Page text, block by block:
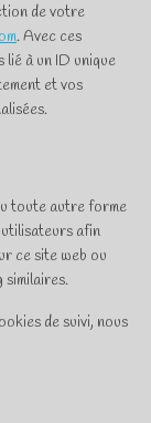
de votre
. Avec ces
lié à un ID unique
et vos
toute autre forme
afin
ce site web ou
similaires.
de suivi, nous